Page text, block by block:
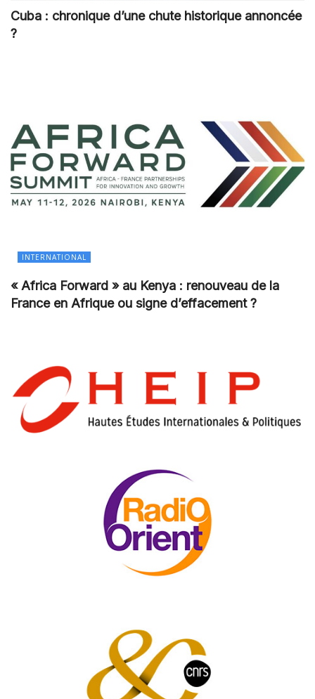
Cuba : chronique d’une chute historique annoncée
?
INTERNATIONAL
« Africa Forward » au Kenya : renouveau de la
France en Afrique ou signe d’effacement ?